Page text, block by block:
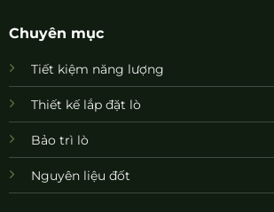
Chuyên mục
Tiết kiệm năng lượng
Thiết kế lắp đặt lò
Bảo trì lò
Nguyên liệu đốt